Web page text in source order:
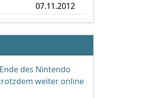
07.11.2012
des Nintendo
weiter online